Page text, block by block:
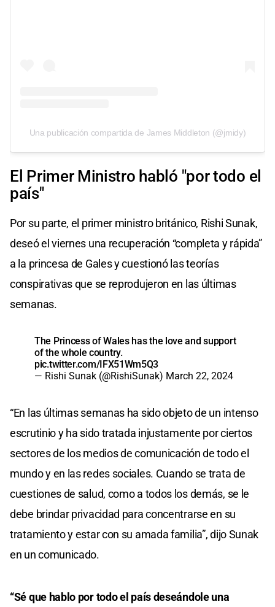
Una publicación compartida de James Middleton (@jmidy)
El Primer Ministro habló "por todo el
país"
Por su parte, el primer ministro británico, Rishi Sunak,
deseó el viernes una recuperación “completa y rápida”
a la princesa de Gales y cuestionó las teorías
conspirativas que se reprodujeron en las últimas
semanas.
The Princess of Wales has the love and support
of the whole country.
pic.twitter.com/IFX51Wm5Q3
— Rishi Sunak (@RishiSunak) March 22, 2024
“En las últimas semanas ha sido objeto de un intenso
escrutinio y ha sido tratada injustamente por ciertos
sectores de los medios de comunicación de todo el
mundo y en las redes sociales. Cuando se trata de
cuestiones de salud, como a todos los demás, se le
debe brindar privacidad para concentrarse en su
tratamiento y estar con su amada familia”, dijo Sunak
en un comunicado.
“Sé que hablo por todo el país deseándole una